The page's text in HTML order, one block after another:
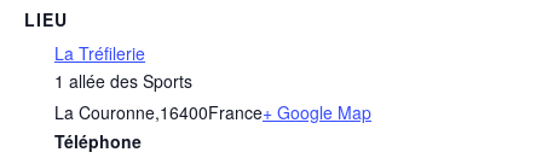
LIEU
La Tréfilerie
1 allée des Sports
La Couronne,16400France+ Google Map
Téléphone